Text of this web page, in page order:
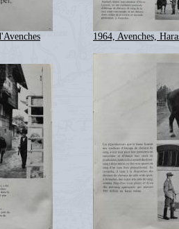
1964, Avenches,